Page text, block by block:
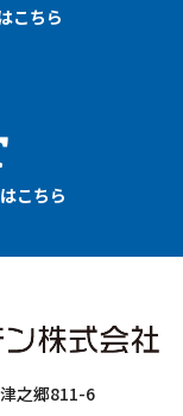
こちら
こちら
之郷811-6